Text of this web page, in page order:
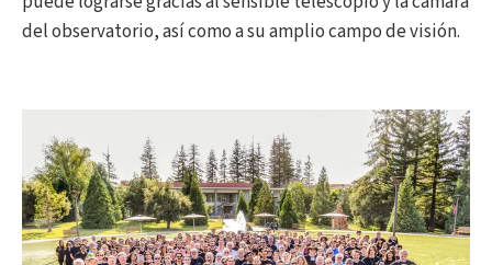
del observatorio, así como a su amplio campo de visión.